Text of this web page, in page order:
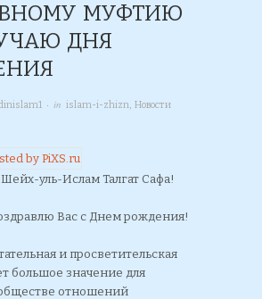
МУФТИЮ
ДНЯ
· in islam-i-zhizn, Новости
уль-Ислам Талгат Сафа!
Вас с Днем рождения!
и просветительская
большое значение для
отношений